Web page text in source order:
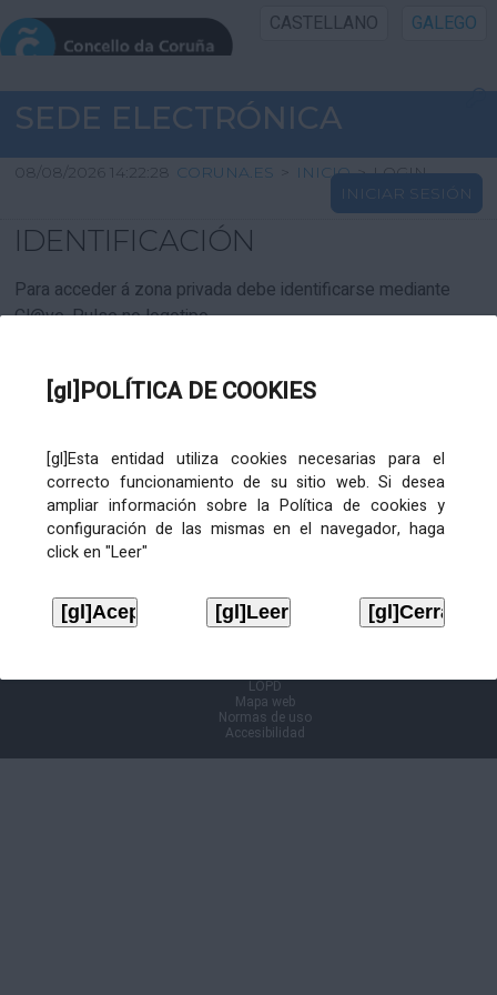
[gl]POLÍTICA DE COOKIES
[gl]Esta entidad utiliza cookies necesarias para el
correcto funcionamiento de su sitio web. Si desea
ampliar información sobre la Política de cookies y
configuración de las mismas en el navegador, haga
click en "Leer"
CASTELLANO GALEGO
INICIO SEDE
INICIO
INFORMACIÓN PÚBLICA
CARTAFOL CIDADÁN
SEDE ELECTRÓNICA
08/08/2026 14:22:28 CORUNA.ES > INICIO > LOGIN
INICIAR SESIÓN
IDENTIFICACIÓN
Para acceder á zona privada debe identificarse mediante
Cl@ve. Pulse no logotipo
LOPD
Mapa web
Normas de uso
Accesibilidad